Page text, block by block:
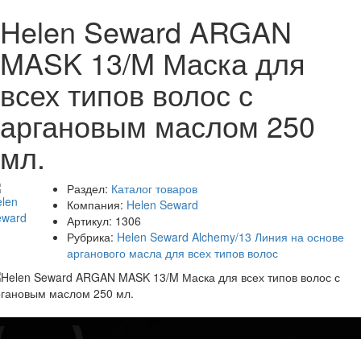
Helen Seward ARGAN
MASK 13/M Маска для
всех типов волос с
аргановым маслом 250
мл.
Раздел: Каталог товаров
Компания: Helen Seward
Артикул: 1306
Рубрика: Helen Seward Alchemy/13 Линия на основе
арганового масла для всех типов волос